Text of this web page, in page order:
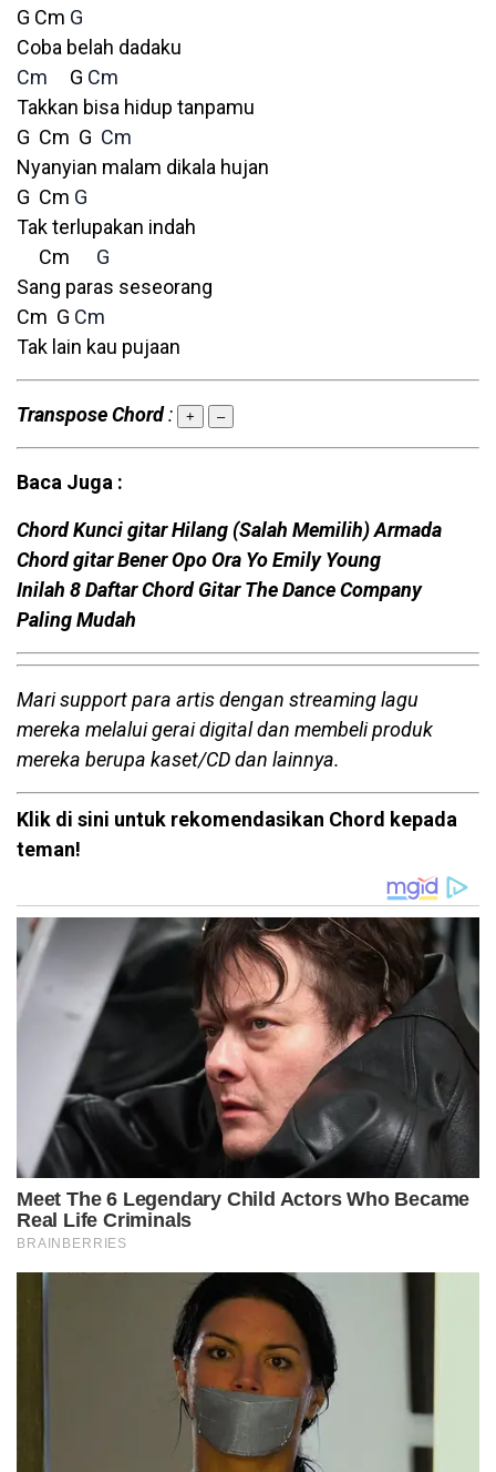
G Cm G
Coba belah dadaku
Cm G Cm
Takkan bisa hidup tanpamu
G Cm G Cm
Nyanyian malam dikala hujan
G Cm G
Tak terlupakan indah
Cm G
Sang paras seseorang
Cm G Cm
Tak lain kau pujaan
Transpose Chord: + –
Baca Juga :
Chord Kunci gitar Hilang (Salah Memilih) Armada
Chord gitar Bener Opo Ora Yo Emily Young
Inilah 8 Daftar Chord Gitar The Dance Company
Paling Mudah
Mari support para artis dengan streaming lagu
mereka melalui gerai digital dan membeli produk
mereka berupa kaset/CD dan lainnya.
Klik di sini untuk rekomendasikan Chord kepada
teman!